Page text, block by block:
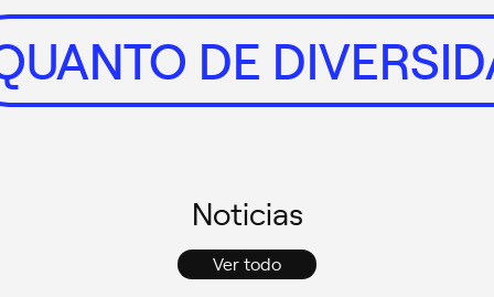
QUANTO DE
Noticias
Ver todo